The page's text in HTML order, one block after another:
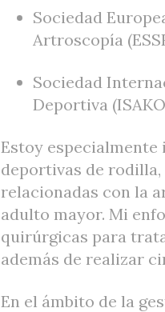
Sociedad
Artroscopía
Sociedad
Deportiva
Estoy
deportivas de rodilla,
relacionadas con la
adulto mayor. Mi
quirúrgicas para
además de realizar
En el ámbito de la